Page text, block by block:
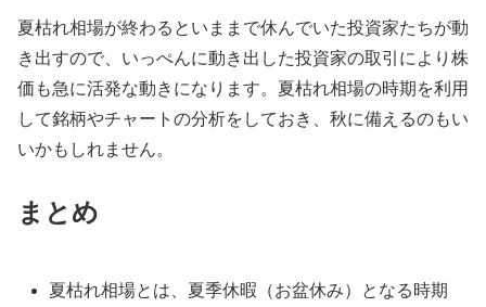
夏枯れ相場が終わるといままで休んでいた投資家たちが動
き出すので、いっぺんに動き出した投資家の取引により株
価も急に活発な動きになります。夏枯れ相場の時期を利用
して銘柄やチャートの分析をしておき、秋に備えるのもい
いかもしれません。
まとめ
夏枯れ相場とは、夏季休暇（お盆休み）となる時期